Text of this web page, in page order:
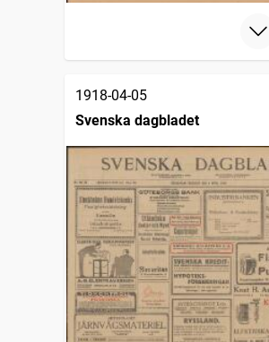
1918-04-05
Svenska dagbladet